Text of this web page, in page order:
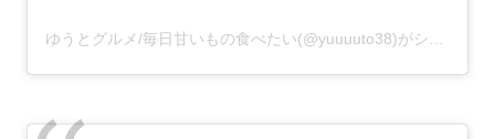
ゆうとグルメ/毎日甘いもの食べたい(@yuuuuto38)がシェアした投稿